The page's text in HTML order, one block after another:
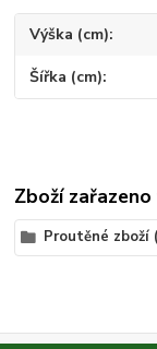
Výška (cm)
Šířka (cm)
Zboží
Proutěné zboží